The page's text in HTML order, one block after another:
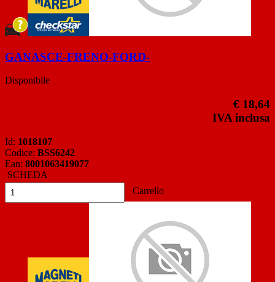
GANASCE-FRENO-FORD-
Disponibile
€ 18,64
IVA inclusa
Id: 1018107
Codice: BSS6242
Ean: 8001063419077
SCHEDA
Carrello